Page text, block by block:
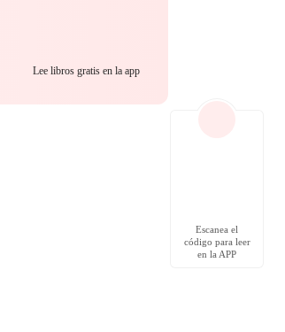
Lee libros gratis en la app
Escanea el
código para leer
en la APP